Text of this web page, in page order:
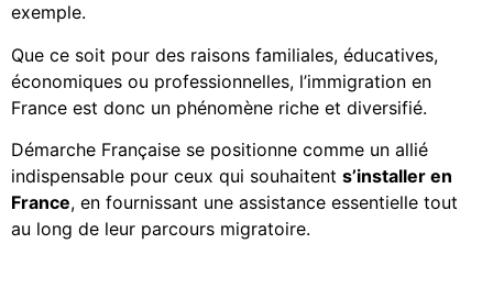
exemple.
Que ce soit pour des raisons familiales, éducatives,
économiques ou professionnelles, l’immigration en
France est donc un phénomène riche et diversifié.
Démarche Française se positionne comme un allié
indispensable pour ceux qui souhaitent s’installer en
France, en fournissant une assistance essentielle tout
au long de leur parcours migratoire.